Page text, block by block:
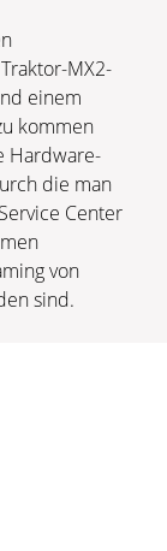
MX2-
einem
kommen
Hardware-
die man
Center
von
sind.